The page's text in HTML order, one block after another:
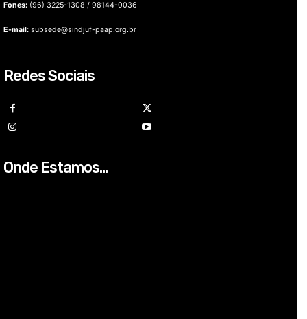
Fones: (96) 3225-1308 / 98144-0036
E-mail: subsede@sindjuf-paap.org.br
Redes Sociais
Onde Estamos...